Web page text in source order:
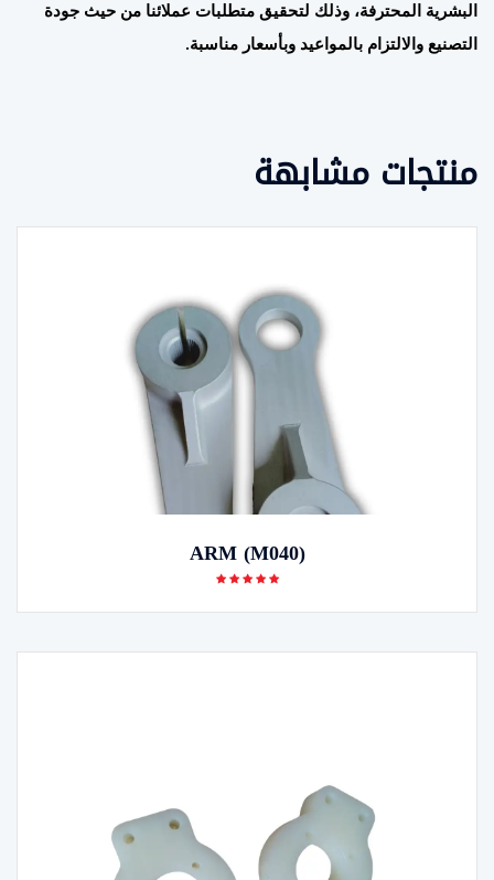
البشرية المحترفة، وذلك لتحقيق متطلبات عملائنا من حيث جودة
التصنيع والالتزام بالمواعيد وبأسعار مناسبة.
منتجات مشابهة
ARM (M040)